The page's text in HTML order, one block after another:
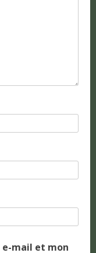
e-mail et mon